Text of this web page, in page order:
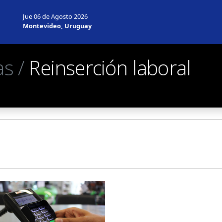
Jue 06 de Agosto 2026
Montevideo, Uruguay
/ Reinserción laboral